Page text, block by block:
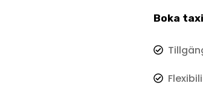
Boka